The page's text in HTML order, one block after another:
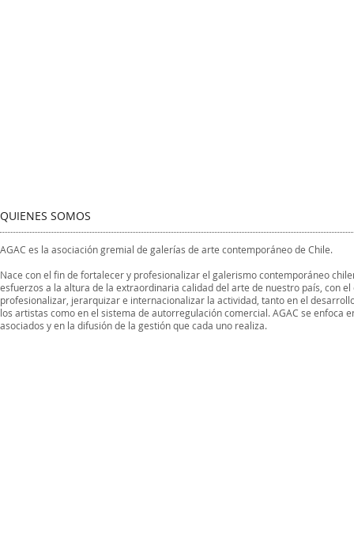
QUIENES SOMOS
AGAC es la asociación gremial de galerías de arte contemporáneo de Chile.
Nace con el fin de fortalecer y profesionalizar el galerismo contemporáneo
esfuerzos a la altura de la extraordinaria calidad del arte de nuestro país, con el
profesionalizar, jerarquizar e internacionalizar la actividad, tanto en el
los artistas como en el sistema de autorregulación comercial. AGAC se enfoca
asociados y en la difusión de la gestión que cada uno realiza.